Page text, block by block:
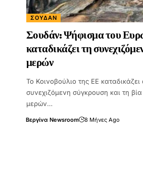
ΣΟΥΔΆΝ
Σουδάν: Ψήφισμα του
καταδικάζει τη
μερών
Το Κοινοβούλιο της ΕΕ
συνεχιζόμενη σύγκρουση και τη
μερών…
Βεργίνα Newsroom 8 Μήνες Ago